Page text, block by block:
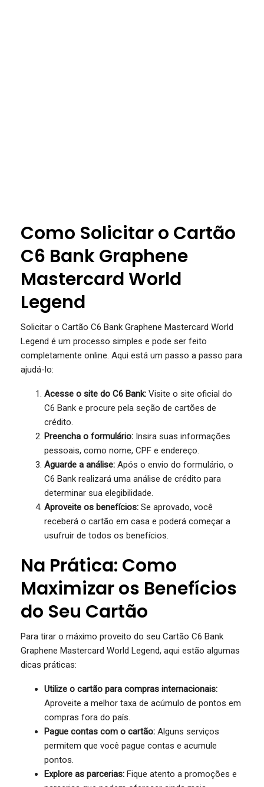
Como Solicitar o Cartão
C6 Bank Graphene
Mastercard World
Legend
Solicitar o Cartão C6 Bank Graphene Mastercard World
Legend é um processo simples e pode ser feito
completamente online. Aqui está um passo a passo para
ajudá-lo:
Acesse o site do C6 Bank: Visite o site oficial do
C6 Bank e procure pela seção de cartões de
crédito.
Preencha o formulário: Insira suas informações
pessoais, como nome, CPF e endereço.
Aguarde a análise: Após o envio do formulário, o
C6 Bank realizará uma análise de crédito para
determinar sua elegibilidade.
Aproveite os benefícios: Se aprovado, você
receberá o cartão em casa e poderá começar a
usufruir de todos os benefícios.
Na Prática: Como
Maximizar os Benefícios
do Seu Cartão
Para tirar o máximo proveito do seu Cartão C6 Bank
Graphene Mastercard World Legend, aqui estão algumas
dicas práticas:
Utilize o cartão para compras internacionais:
Aproveite a melhor taxa de acúmulo de pontos em
compras fora do país.
Pague contas com o cartão: Alguns serviços
permitem que você pague contas e acumule
pontos.
Explore as parcerias: Fique atento a promoções e